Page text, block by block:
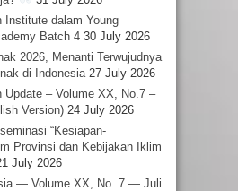
Institute dalam Young
Batch 4 30 July 2026
2026, Menanti Terwujudnya
di Indonesia 27 July 2026
Update – Volume XX, No.7 –
Version) 24 July 2026
“Kesiapan-
Provinsi dan Kebijakan Iklim
July 2026
— Volume XX, No. 7 — Juli